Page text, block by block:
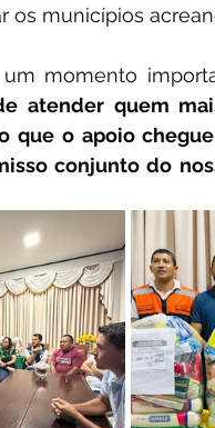
os municípios
momento
atender quem
que o apoio
conjunto do